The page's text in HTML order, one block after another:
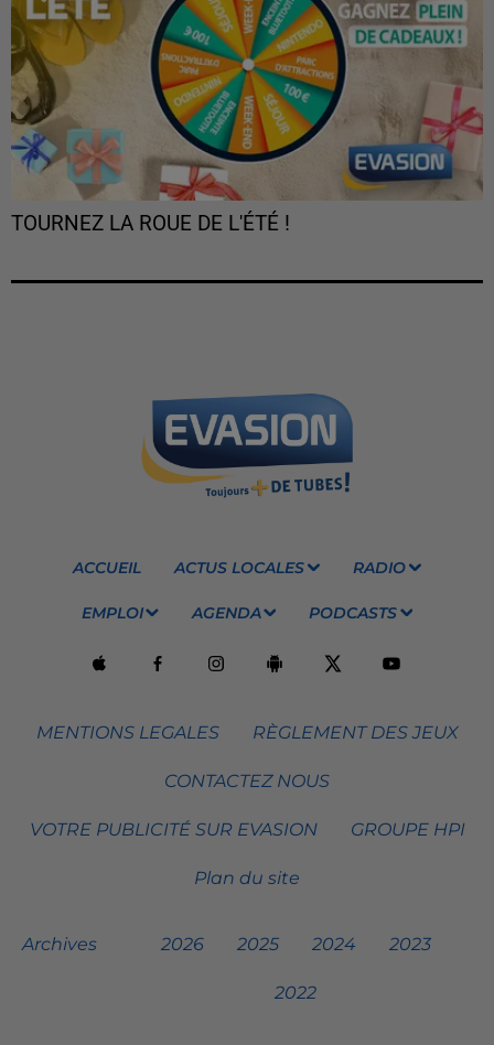
TOURNEZ LA ROUE DE L'ÉTÉ !
ACCUEIL ACTUS LOCALES RADIO
EMPLOI AGENDA PODCASTS
MENTIONS LEGALES RÈGLEMENT DES JEUX
CONTACTEZ NOUS
VOTRE PUBLICITÉ SUR EVASION GROUPE HPI
Plan du site
Archives 2026 2025 2024 2023
2022